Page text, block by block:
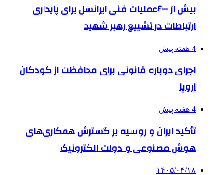
بیش از ۶۰۰۰عملیات فنی ایرانسل برای پایداری
ارتباطات در تشییع رهبر شهید
4 هفته پیش
اجرای دوباره قانونی برای محافظت از کودکان
اروپا
4 هفته پیش
تأکید ایران و روسیه بر گسترش همکاری‌های
هوش مصنوعی و دولت الکترونیک
۱۴۰۵/۰۴/۱۸